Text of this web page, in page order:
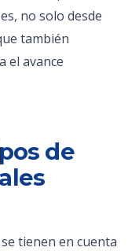
no solo desde
también
el avance
de
tienen en cuenta